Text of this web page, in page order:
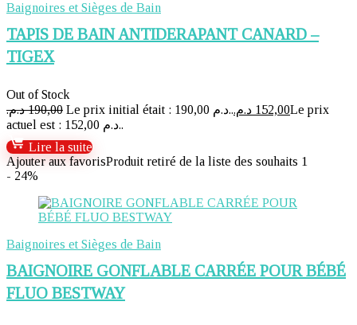
Baignoires et Sièges de Bain
TAPIS DE BAIN ANTIDERAPANT CANARD –
TIGEX
Out of Stock
190,00 د.م. Le prix initial était : 190,00 د.م.. 152,00 د.م.
Le prix
actuel est : 152,00 د.م..
Lire la suite
Ajouter aux favorisProduit retiré de la liste des souhaits 1
- 24%
Baignoires et Sièges de Bain
BAIGNOIRE GONFLABLE CARRÉE POUR BÉBÉ
FLUO BESTWAY